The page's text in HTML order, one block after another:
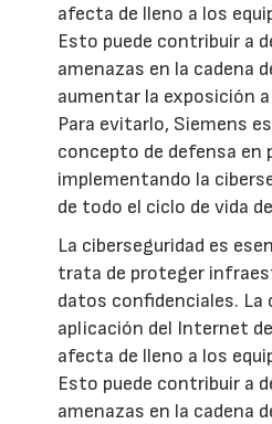
afecta de lleno a los
Esto puede contribuir a
amenazas en la cadena
aumentar la exposición
Para evitarlo, Siemens
concepto de defensa en
implementando la
de todo el ciclo de vida
La ciberseguridad es
trata de proteger
datos confidenciales. La
aplicación del Internet
afecta de lleno a los
Esto puede contribuir a
amenazas en la cadena